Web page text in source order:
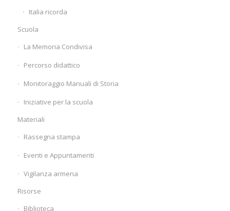
Italia ricorda
Scuola
La Memoria Condivisa
Percorso didattico
Monitoraggio Manuali di Storia
Iniziative per la scuola
Materiali
Rassegna stampa
Eventi e Appuntamenti
Vigilanza armena
Risorse
Biblioteca